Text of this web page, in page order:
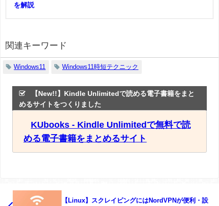
を解説
関連キーワード
Windows11 Windows11時短テクニック
【New!!】Kindle Unlimitedで読める電子書籍をまと
めるサイトをつくりました
KUbooks - Kindle Unlimitedで無料で読
める電子書籍をまとめるサイト
【Linux】スクレイピングにはNordVPNが便利・設